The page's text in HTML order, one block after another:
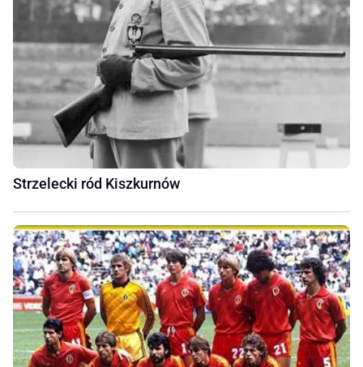
Strzelecki ród Kiszkurnów